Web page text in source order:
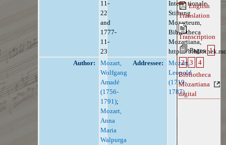
11-
22
and
1777-
11-
23
Internationale
Stiftung
Mozarteum,
Bibliotheca
Mozartiana,
https://
Author:
Mozart,
Wolfgang
Amadé
(1756-
1791);
Mozart,
Anna
Maria
Walpurga
Addressee:
Mozart,
Leopold
(1719-
1787)
English
Translation
Transcription
Pages 1
2
3
4
Bibliotheca
Mozartiana
digital